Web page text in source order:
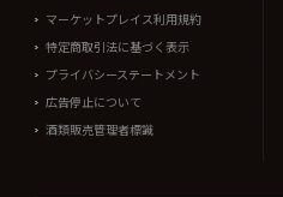
マーケットプレイス利用規約
特定商取引法に基づく表示
プライバシーステートメント
広告停止について
酒類販売管理者標識